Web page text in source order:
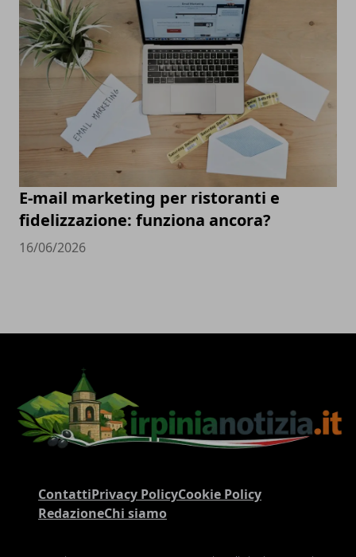
E-mail marketing per ristoranti e
fidelizzazione: funziona ancora?
16/06/2026
ContattiPrivacy PolicyCookie Policy
RedazioneChi siamo